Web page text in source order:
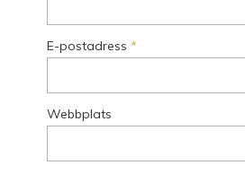
E-postadress *
Webbplats